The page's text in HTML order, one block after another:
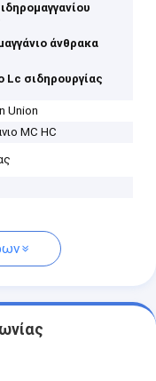
άνθρακα
Lc σιδηρουργίας
Union
MC HC